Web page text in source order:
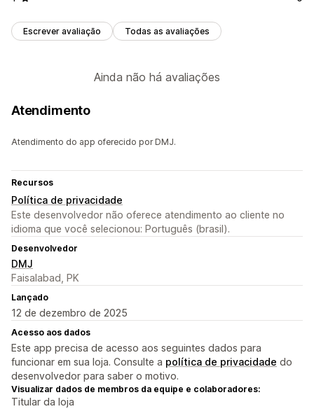
Escrever avaliação Todas as avaliações
Ainda não há avaliações
Atendimento
Atendimento do app oferecido por DMJ.
Recursos
Política de privacidade
Este desenvolvedor não oferece atendimento ao cliente no
idioma que você selecionou: Português (brasil).
Desenvolvedor
DMJ
Faisalabad, PK
Lançado
12 de dezembro de 2025
Acesso aos dados
Este app precisa de acesso aos seguintes dados para
funcionar em sua loja. Consulte a política de privacidade do
desenvolvedor para saber o motivo.
Visualizar dados de membros da equipe e colaboradores:
Titular da loja